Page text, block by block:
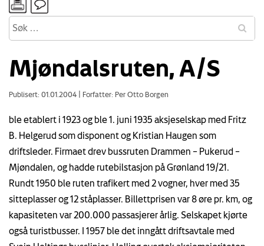
Mjøndalsruten, A/S
Publisert: 01.01.2004 Forfatter: Per Otto Borgen
ble etablert i 1923 og ble 1. juni 1935 aksjeselskap med Fritz
B. Helgerud som disponent og Kristian Haugen som
driftsleder. Firmaet drev bussruten Drammen – Pukerud –
Mjøndalen, og hadde rutebilstasjon på Grønland 19/21.
Rundt 1950 ble ruten trafikert med 2 vogner, hver med 35
sitteplasser og 12 ståplasser. Billettprisen var 8 øre pr. km, og
kapasiteten var 200.000 passasjerer årlig. Selskapet kjørte
også turistbusser. I 1957 ble det inngått driftsavtale med